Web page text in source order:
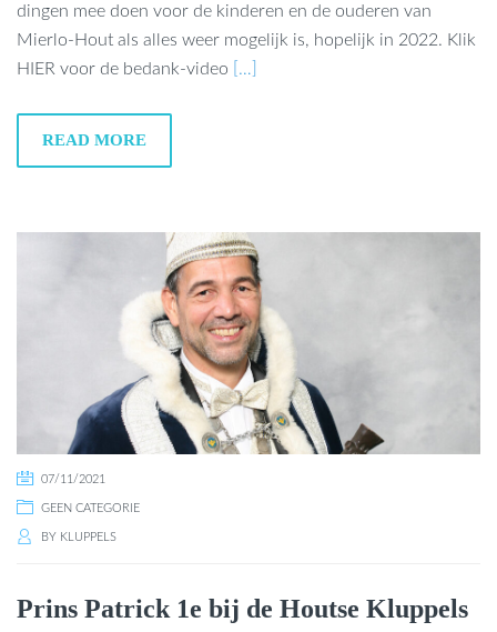
dingen mee doen voor de kinderen en de ouderen van
Mierlo-Hout als alles weer mogelijk is, hopelijk in 2022. Klik
HIER voor de bedank-video
[…]
READ MORE
07/11/2021
GEEN CATEGORIE
BY KLUPPELS
Prins Patrick 1e bij de Houtse Kluppels